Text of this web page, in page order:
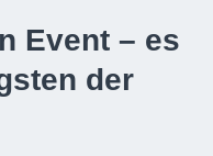
Event – es
der